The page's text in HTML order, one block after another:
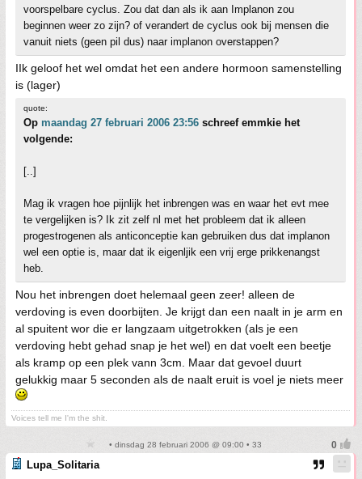
voorspelbare cyclus. Zou dat dan als ik aan Implanon zou
beginnen weer zo zijn? of verandert de cyclus ook bij mensen die
vanuit niets (geen pil dus) naar implanon overstappen?
IIk geloof het wel omdat het een andere hormoon samenstelling
is (lager)
quote:
Op maandag 27 februari 2006 23:56 schreef emmkie het
volgende:
[..]
Mag ik vragen hoe pijnlijk het inbrengen was en waar het evt mee
te vergelijken is? Ik zit zelf nl met het probleem dat ik alleen
progestrogenen als anticonceptie kan gebruiken dus dat implanon
wel een optie is, maar dat ik eigenljik een vrij erge prikkenangst
heb.
Nou het inbrengen doet helemaal geen zeer! alleen de
verdoving is even doorbijten. Je krijgt dan een naalt in je arm en
al spuitent wor die er langzaam uitgetrokken (als je een
verdoving hebt gehad snap je het wel) en dat voelt een beetje
als kramp op een plek vann 3cm. Maar dat gevoel duurt
gelukkig maar 5 seconden als de naalt eruit is voel je niets meer
Voices tell me I'm the shit.
• dinsdag 28 februari 2006 @ 09:00 • 33
Lupa_Solitaria